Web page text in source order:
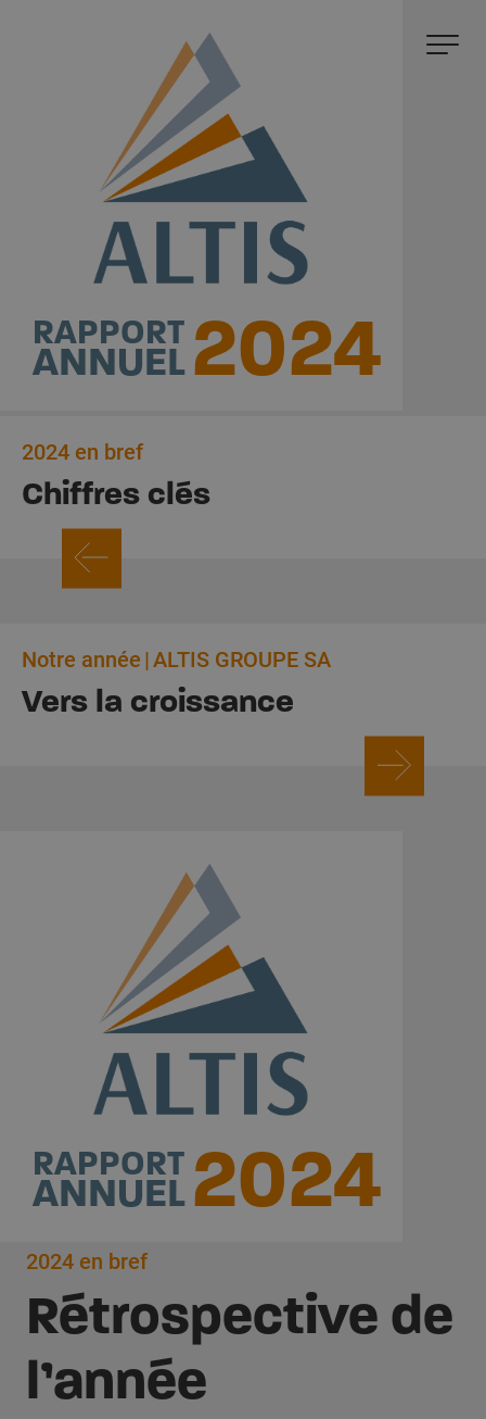
2024
RAPPORT
ANNUEL
2024 en bref
Chiffres clés
Notre année ALTIS GROUPE SA
Vers la croissance
2024
RAPPORT
ANNUEL
2024 en bref
Rétrospective de
l’année